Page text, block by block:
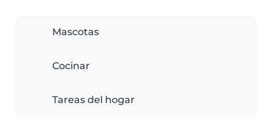
Mascotas
Cocinar
Tareas del hogar